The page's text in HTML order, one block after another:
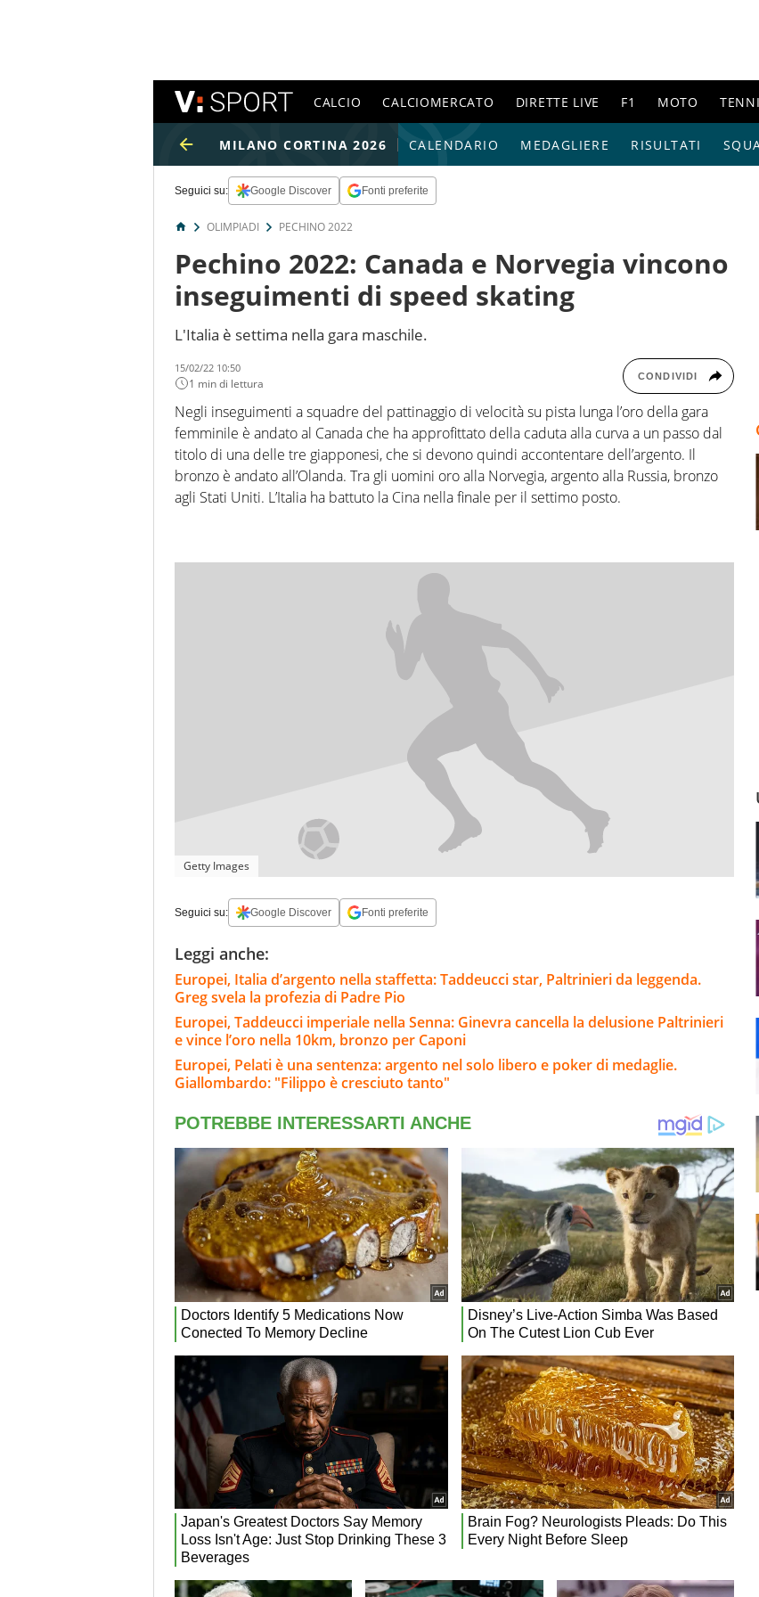
CALCIO CALCIOMERCATO DIRETTE LIVE F1 MOTO
MILANO CORTINA 2026 CALENDARIO MEDAGLIERE RISULTATI
Seguici su: Google Discover Fonti preferite
OLIMPIADI PECHINO 2022
Pechino 2022: Canada e Norvegia vincono
inseguimenti di speed skating
L'Italia è settima nella gara maschile.
15/02/22 10:50
1 min di lettura CONDIVIDI
Negli inseguimenti a squadre del pattinaggio di velocità su pista lunga l’oro della gara
femminile è andato al Canada che ha approfittato della caduta alla curva a un passo dal
titolo di una delle tre giapponesi, che si devono quindi accontentare dell’argento. Il
bronzo è andato all’Olanda. Tra gli uomini oro alla Norvegia, argento alla Russia, bronzo
agli Stati Uniti. L’Italia ha battuto la Cina nella finale per il settimo posto.
Getty Images
Seguici su: Google Discover Fonti preferite
Leggi anche:
Europei, Italia d’argento nella staffetta: Taddeucci star, Paltrinieri da leggenda.
Greg svela la profezia di Padre Pio
Europei, Taddeucci imperiale nella Senna: Ginevra cancella la delusione Paltrinieri
e vince l’oro nella 10km, bronzo per Caponi
Europei, Pelati è una sentenza: argento nel solo libero e poker di medaglie.
Giallombardo: "Filippo è cresciuto tanto"